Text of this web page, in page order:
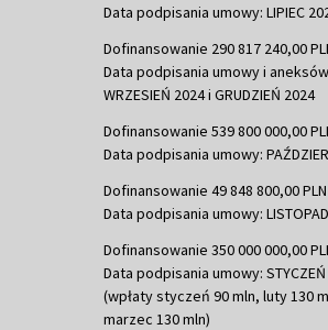
Data podpisania umowy: LIPIEC
Dofinansowanie 290 817 240,00
Data podpisania umowy i
WRZESIEŃ 2024 i GRUDZIEŃ 2024
Dofinansowanie 539 800 000,00
Data podpisania umowy:
Dofinansowanie 49 848 800,00 PLN
Data podpisania umowy:
Dofinansowanie 350 000 000,00
Data podpisania umowy: STYCZEŃ
(wpłaty styczeń 90 mln, luty 130
marzec 130 mln)